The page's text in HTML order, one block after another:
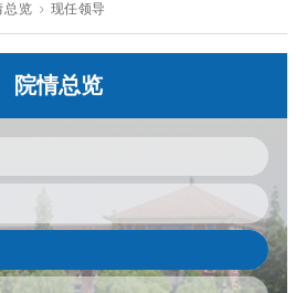
总览 现任领导
院情总览